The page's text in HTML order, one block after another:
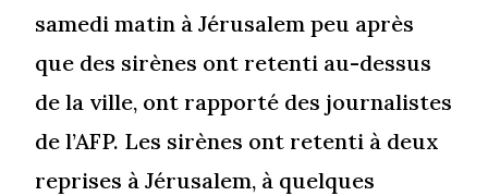
samedi matin à Jérusalem peu après
que des sirènes ont retenti au-dessus
de la ville, ont rapporté des journalistes
de l’AFP. Les sirènes ont retenti à deux
reprises à Jérusalem, à quelques